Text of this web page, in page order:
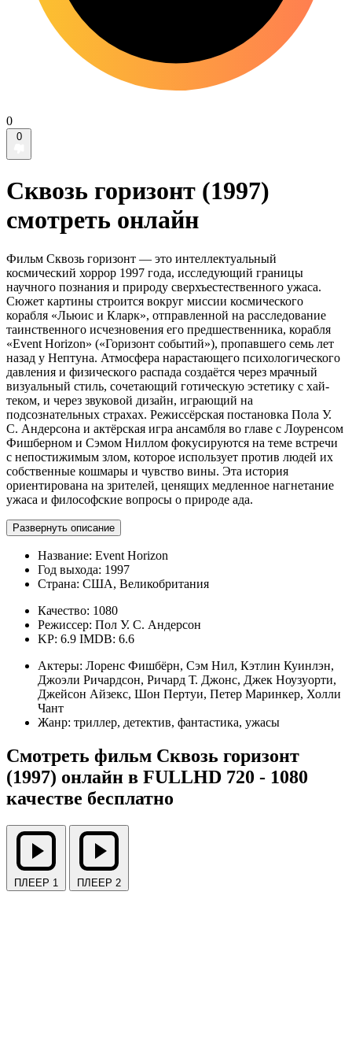
0
0
Сквозь горизонт (1997)
смотреть онлайн
Фильм Сквозь горизонт — это интеллектуальный
космический хоррор 1997 года, исследующий границы
научного познания и природу сверхъестественного ужаса.
Сюжет картины строится вокруг миссии космического
корабля «Льюис и Кларк», отправленной на расследование
таинственного исчезновения его предшественника, корабля
«Event Horizon» («Горизонт событий»), пропавшего семь лет
назад у Нептуна. Атмосфера нарастающего психологического
давления и физического распада создаётся через мрачный
визуальный стиль, сочетающий готическую эстетику с хай-
теком, и через звуковой дизайн, играющий на
подсознательных страхах. Режиссёрская постановка Пола У.
С. Андерсона и актёрская игра ансамбля во главе с Лоуренсом
Фишберном и Сэмом Ниллом фокусируются на теме встречи
с непостижимым злом, которое использует против людей их
собственные кошмары и чувство вины. Эта история
ориентирована на зрителей, ценящих медленное нагнетание
ужаса и философские вопросы о природе ада.
Развернуть описание
Название: Event Horizon
Год выхода: 1997
Страна: США, Великобритания
Качество: 1080
Режиссер: Пол У. С. Андерсон
KP: 6.9 IMDB: 6.6
Актеры: Лоренс Фишбёрн, Сэм Нил, Кэтлин Куинлэн,
Джоэли Ричардсон, Ричард Т. Джонс, Джек Ноузуорти,
Джейсон Айзекс, Шон Пертуи, Петер Маринкер, Холли
Чант
Жанр: триллер, детектив, фантастика, ужасы
Смотреть фильм Сквозь горизонт
(1997) онлайн в FULLHD 720 - 1080
качестве бесплатно
ПЛЕЕР 1 ПЛЕЕР 2